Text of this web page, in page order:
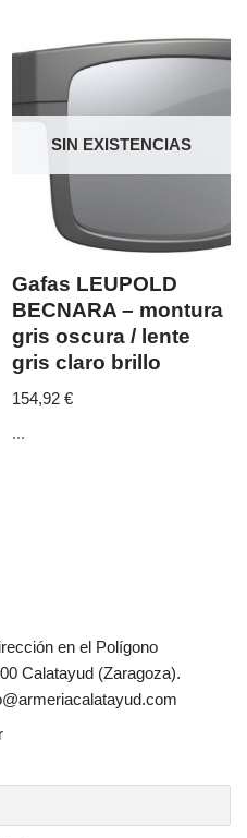
SIN EXISTENCIAS
Gafas LEUPOLD
BECNARA – montura
gris oscura / lente
gris claro brillo
154,92€
...
en el Polígono
Calatayud (Zaragoza).